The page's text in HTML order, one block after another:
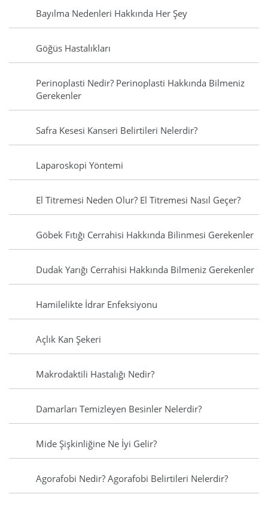
Bayılma Nedenleri Hakkında Her Şey
Göğüs Hastalıkları
Perinoplasti Nedir? Perinoplasti Hakkında Bilmeniz
Gerekenler
Safra Kesesi Kanseri Belirtileri Nelerdir?
Laparoskopi Yöntemi
El Titremesi Neden Olur? El Titremesi Nasıl Geçer?
Göbek Fıtığı Cerrahisi Hakkında Bilinmesi Gerekenler
Dudak Yarığı Cerrahisi Hakkında Bilmeniz Gerekenler
Hamilelikte İdrar Enfeksiyonu
Açlık Kan Şekeri
Makrodaktili Hastalığı Nedir?
Damarları Temizleyen Besinler Nelerdir?
Mide Şişkinliğine Ne İyi Gelir?
Agorafobi Nedir? Agorafobi Belirtileri Nelerdir?